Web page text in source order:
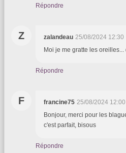
Répondre
Z zalandeau 25/08/2024 12:30
Moi je me gratte les
Répondre
F francine75 25/08/2024 12:00
Bonjour, merci pour les
c'est parfait, bisous
Répondre